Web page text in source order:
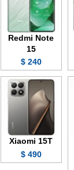
Redmi Note
15
240 $
Xiaomi 15T
490 $